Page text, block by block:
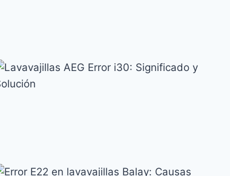
Error AE en lavavajillas LG: causas y
soluciones efectivas
Lavavajillas AEG Error i30: Significado y